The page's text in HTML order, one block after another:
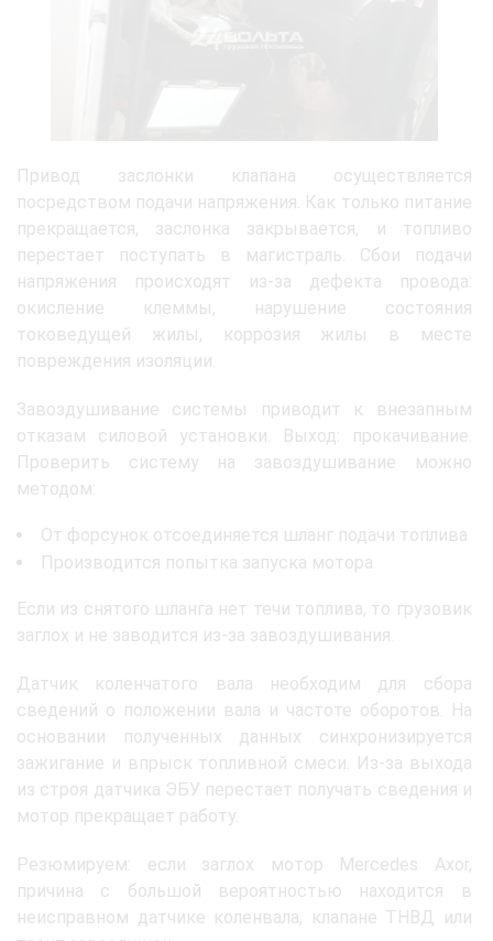
Привод заслонки клапана осуществляется
посредством подачи напряжения. Как только питание
прекращается, заслонка закрывается, и топливо
перестает поступать в магистраль. Сбои подачи
напряжения происходят из-за дефекта провода:
окисление клеммы, нарушение состояния
токоведущей жилы, коррозия жилы в месте
повреждения изоляции.
Завоздушивание системы приводит к внезапным
отказам силовой установки. Выход: прокачивание.
Проверить систему на завоздушивание можно
методом:
От форсунок отсоединяется шланг подачи топлива
Производится попытка запуска мотора
Если из снятого шланга нет течи топлива, то грузовик
заглох и не заводится из-за завоздушивания.
Датчик коленчатого вала необходим для сбора
сведений о положении вала и частоте оборотов. На
основании полученных данных синхронизируется
зажигание и впрыск топливной смеси. Из-за выхода
из строя датчика ЭБУ перестает получать сведения и
мотор прекращает работу.
Резюмируем: если заглох мотор Mercedes Axor,
причина с большой вероятностью находится в
неисправном датчике коленвала, клапане ТНВД или